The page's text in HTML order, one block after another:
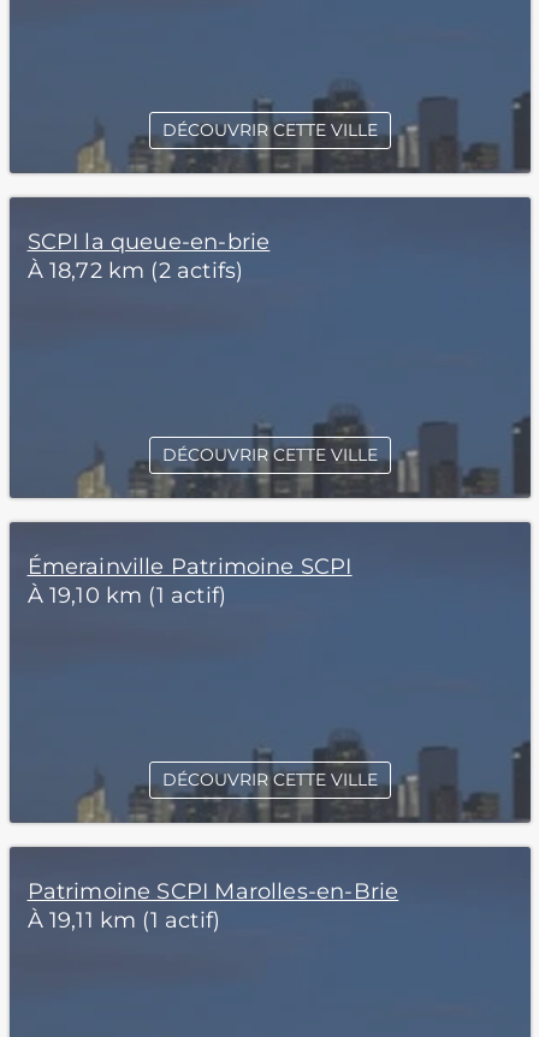
DÉCOUVRIR CETTE VILLE
SCPI la queue-en-brie
À 18,72 km (2 actifs)
DÉCOUVRIR CETTE VILLE
Émerainville Patrimoine SCPI
À 19,10 km (1 actif)
DÉCOUVRIR CETTE VILLE
Patrimoine SCPI Marolles-en-Brie
À 19,11 km (1 actif)